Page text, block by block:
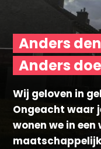
Wij geloven in
Ongeacht waar
wonen we in
Anders
Anders